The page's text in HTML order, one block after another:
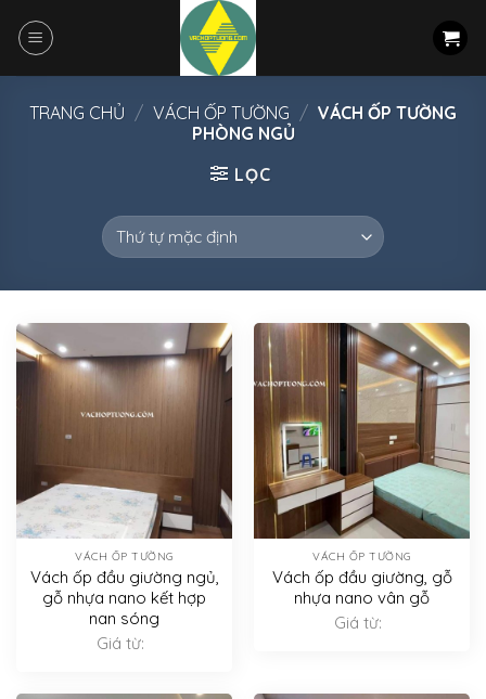
TRANG CHỦ / VÁCH ỐP TƯỜNG / VÁCH ỐP TƯỜNG
PHÒNG NGỦ
LỌC
VÁCH ỐP TƯỜNG
Vách ốp đầu giường ngủ,
gỗ nhựa nano kết hợp
nan sóng
Giá từ:
VÁCH ỐP TƯỜNG
Vách ốp đầu giường, gỗ
nhựa nano vân gỗ
Giá từ: